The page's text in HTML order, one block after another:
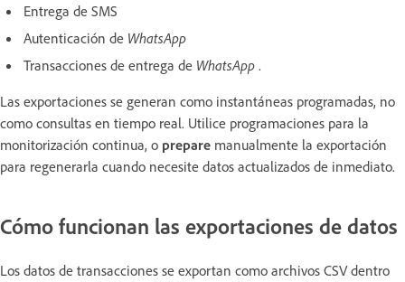
Entrega de SMS
Autenticación de WhatsApp
Transacciones de entrega de WhatsApp .
Las exportaciones se generan como instantáneas programadas, no
como consultas en tiempo real. Utilice programaciones para la
monitorización continua, o prepare manualmente la exportación
para regenerarla cuando necesite datos actualizados de inmediato.
Cómo funcionan las exportaciones de datos
Los datos de transacciones se exportan como archivos CSV dentro